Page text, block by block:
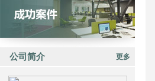
公司简介 更多